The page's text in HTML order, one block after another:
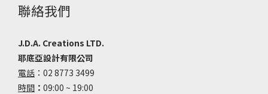
聯絡我們
J.D.A. Creations LTD.
耶底亞設計有限公司
電話 ：02 8773 3499
時間 ： 09:00 ~ 19:00